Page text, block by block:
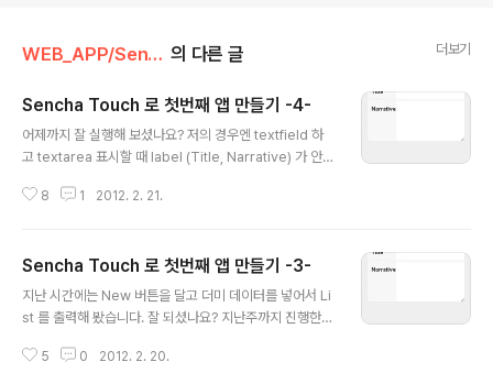
WEB_APP/Sencha_Touch 의 다른 글 더보기
Sencha Touch 로 첫번째 앱 만들기 -4-
어제까지 잘 실행해 보셨나요? 저의 경우엔 textfield 하
고 textarea 표시할 때 label (Title, Narrative) 가 안나
ve 버튼은 안나오구요. 그리고 하단 버튼에 trash 버튼도
데 trash 버튼은 안 나옵니다. 브라우저 버전일까 싶어서
크롬 최신버전으로 깔아도 똑 같은 문제네요. 이 소스가 원
래 Sencha Touch 1.1.1 버전을 기반으로 한 거라서 따로
아 썼는데... 그 파일 버전이 잘못 된건지...... 여러분은 어떻
8 1 2012. 2. 21.
Sencha Touch 로 첫번째 앱 만들기 -3-
지난 시간에는 New 버튼을 달고 더미 데이터를 넣어서 Li
st 를 출력해 봤습니다. 잘 되셨나요? 지난주까지 진행한
오늘은 Note Editor 부분을 하겠습니다. Notes List 에
5 0 2012. 2. 20.